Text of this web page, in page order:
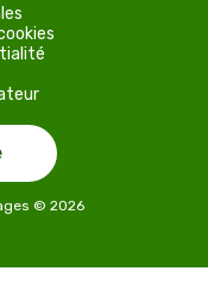
© 2026